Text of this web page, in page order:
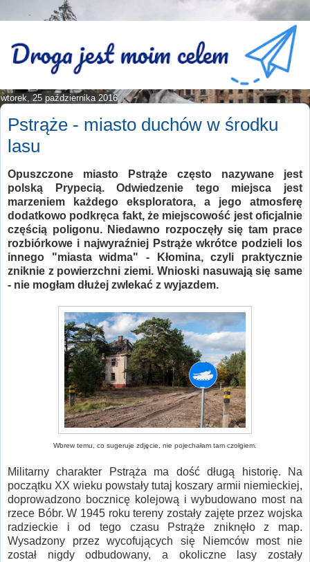
wtorek, 25 października 2016
Pstrąże - miasto duchów w środku
lasu
Opuszczone miasto Pstrąże często nazywane jest
polską Prypecią. Odwiedzenie tego miejsca jest
marzeniem każdego eksploratora, a jego atmosferę
dodatkowo podkręca fakt, że miejscowość jest oficjalnie
częścią poligonu. Niedawno rozpoczęły się tam prace
rozbiórkowe i najwyraźniej Pstrąże wkrótce podzieli los
innego "miasta widma" - Kłomina, czyli praktycznie
zniknie z powierzchni ziemi. Wnioski nasuwają się same
- nie mogłam dłużej zwlekać z wyjazdem.
Wbrew temu, co sugeruje zdjęcie, nie pojechałam tam czołgiem.
Militarny charakter Pstrąża ma dość długą historię. Na
początku XX wieku powstały tutaj koszary armii niemieckiej,
doprowadzono bocznicę kolejową i wybudowano most na
rzece Bóbr. W 1945 roku tereny zostały zajęte przez wojska
radzieckie i od tego czasu Pstrąże zniknęło z map.
Wysadzony przez wycofujących się Niemców most nie
został nigdy odbudowany, a okoliczne lasy zostały